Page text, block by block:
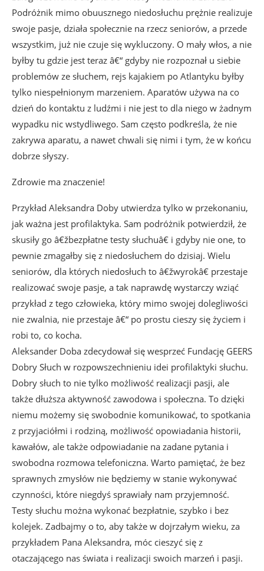
Podróżnik mimo obuusznego niedosłuchu prężnie realizuje
swoje pasje, działa społecznie na rzecz seniorów, a przede
wszystkim, już nie czuje się wykluczony. O mały włos, a nie
byłby tu gdzie jest teraz â€“ gdyby nie rozpoznał u siebie
problemów ze słuchem, rejs kajakiem po Atlantyku byłby
tylko niespełnionym marzeniem. Aparatów używa na co
dzień do kontaktu z ludźmi i nie jest to dla niego w żadnym
wypadku nic wstydliwego. Sam często podkreśla, że nie
zakrywa aparatu, a nawet chwali się nimi i tym, że w końcu
dobrze słyszy.
Zdrowie ma znaczenie!
Przykład Aleksandra Doby utwierdza tylko w przekonaniu,
jak ważna jest profilaktyka. Sam podróżnik potwierdził, że
skusiły go â€žbezpłatne testy słuchuâ€ i gdyby nie one, to
pewnie zmagałby się z niedosłuchem do dzisiaj. Wielu
seniorów, dla których niedosłuch to â€žwyrokâ€ przestaje
realizować swoje pasje, a tak naprawdę wystarczy wziąć
przykład z tego człowieka, który mimo swojej dolegliwości
nie zwalnia, nie przestaje â€“ po prostu cieszy się życiem i
robi to, co kocha.
Aleksander Doba zdecydował się wesprzeć Fundację GEERS
Dobry Słuch w rozpowszechnieniu idei profilaktyki słuchu.
Dobry słuch to nie tylko możliwość realizacji pasji, ale
także dłuższa aktywność zawodowa i społeczna. To dzięki
niemu możemy się swobodnie komunikować, to spotkania
z przyjaciółmi i rodziną, możliwość opowiadania historii,
kawałów, ale także odpowiadanie na zadane pytania i
swobodna rozmowa telefoniczna. Warto pamiętać, że bez
sprawnych zmysłów nie będziemy w stanie wykonywać
czynności, które niegdyś sprawiały nam przyjemność.
Testy słuchu można wykonać bezpłatnie, szybko i bez
kolejek. Zadbajmy o to, aby także w dojrzałym wieku, za
przykładem Pana Aleksandra, móc cieszyć się z
otaczającego nas świata i realizacji swoich marzeń i pasji.